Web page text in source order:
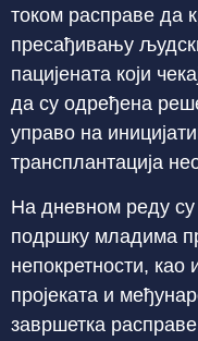
током расправе да
пресађивању
пацијената који
да су одређена
управо на
трансплантација
На дневном реду су
подршку младима
непокретности,
пројеката и
завршетка